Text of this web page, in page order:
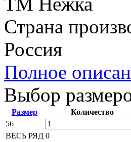
Страна
Россия
Полное
Выбор
Размер Количество
56
ВЕСЬ РЯД 0